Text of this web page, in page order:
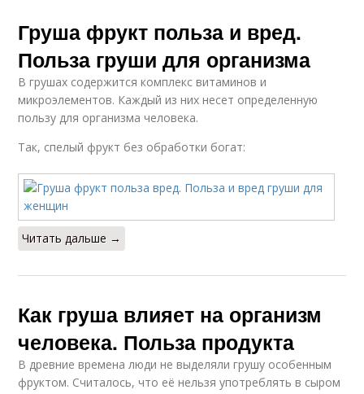
Груша фрукт польза и вред.
Польза груши для организма
В грушах содержится комплекс витаминов и
микроэлементов. Каждый из них несет определенную
пользу для организма человека.
Так, спелый фрукт без обработки богат:
Читать дальше →
Как груша влияет на организм
человека. Польза продукта
В древние времена люди не выделяли грушу особенным
фруктом. Считалось, что её нельзя употреблять в сыром